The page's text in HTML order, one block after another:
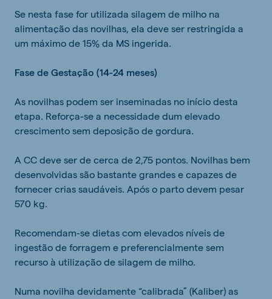
Se nesta fase for utilizada silagem de milho na
alimentação das novilhas, ela deve ser restringida a
um máximo de 15% da MS ingerida.
Fase de Gestação (14-24 meses)
As novilhas podem ser inseminadas no início desta
etapa. Reforça-se a necessidade dum elevado
crescimento sem deposição de gordura.
A CC deve ser de cerca de 2,75 pontos. Novilhas bem
desenvolvidas são bastante grandes e capazes de
fornecer crias saudáveis. Após o parto devem pesar
570 kg.
Recomendam-se dietas com elevados níveis de
ingestão de forragem e preferencialmente sem
recurso à utilização de silagem de milho.
Numa novilha devidamente “calibrada” (Kaliber) as